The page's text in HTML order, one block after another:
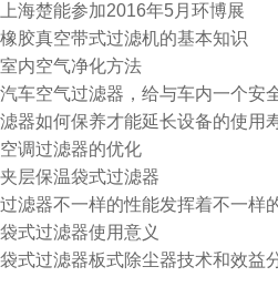
上海楚能参加2016年5月环博展
橡胶真空带式过滤机的基本知识
室内空气净化方法
汽车空气过滤器，给与车内一个安
滤器如何保养才能延长设备的使用
空调过滤器的优化
夹层保温袋式过滤器
过滤器不一样的性能发挥着不一样
袋式过滤器使用意义
袋式过滤器板式除尘器技术和效益